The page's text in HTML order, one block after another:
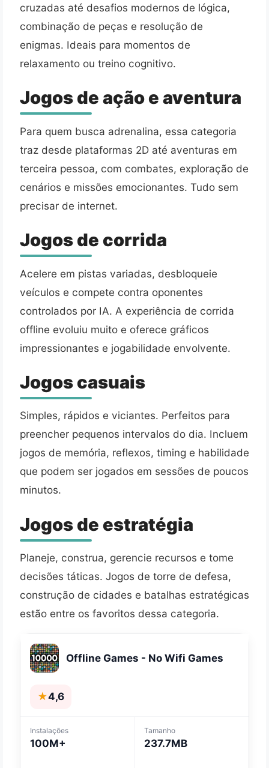
cruzadas até desafios modernos de lógica,
combinação de peças e resolução de
enigmas. Ideais para momentos de
relaxamento ou treino cognitivo.
Jogos de ação e aventura
Para quem busca adrenalina, essa categoria
traz desde plataformas 2D até aventuras em
terceira pessoa, com combates, exploração de
cenários e missões emocionantes. Tudo sem
precisar de internet.
Jogos de corrida
Acelere em pistas variadas, desbloqueie
veículos e compete contra oponentes
controlados por IA. A experiência de corrida
offline evoluiu muito e oferece gráficos
impressionantes e jogabilidade envolvente.
Jogos casuais
Simples, rápidos e viciantes. Perfeitos para
preencher pequenos intervalos do dia. Incluem
jogos de memória, reflexos, timing e habilidade
que podem ser jogados em sessões de poucos
minutos.
Jogos de estratégia
Planeje, construa, gerencie recursos e tome
decisões táticas. Jogos de torre de defesa,
construção de cidades e batalhas estratégicas
estão entre os favoritos dessa categoria.
Offline Games - No Wifi Games
★4,6
Instalações
100M+
Tamanho
237.7MB